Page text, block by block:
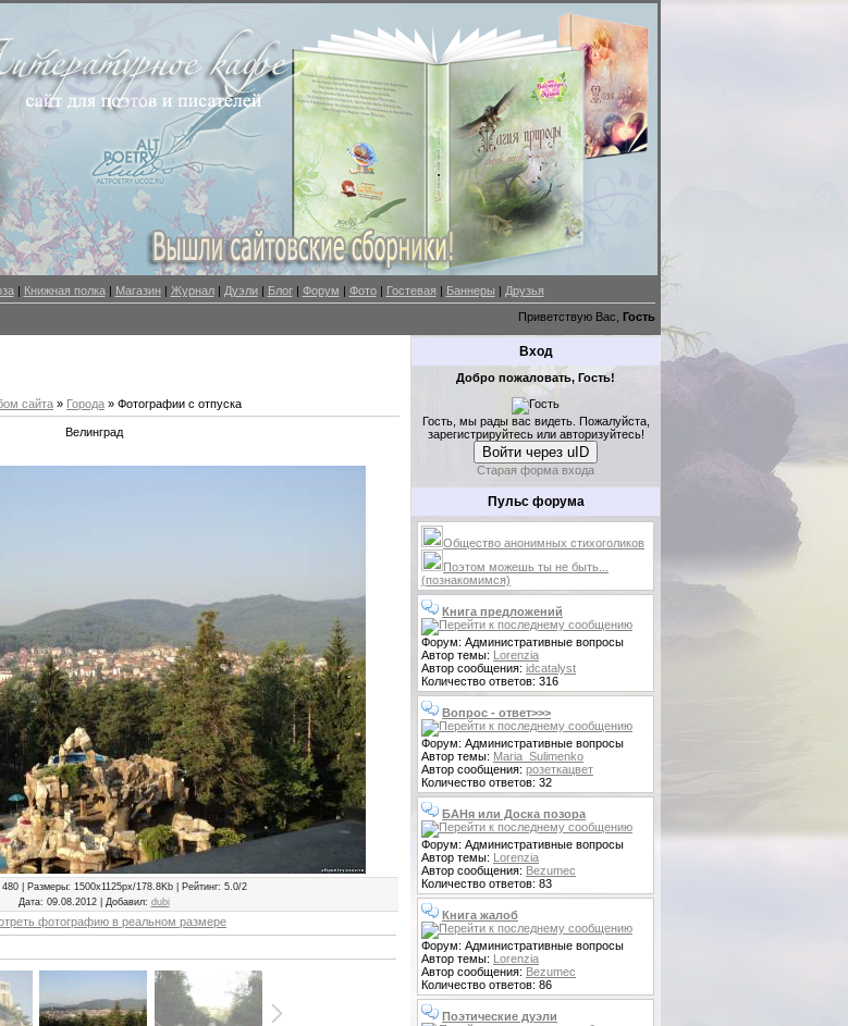
| Книжная полка| Магазин| Журнал| Дуэли| Блог| Форум | Фото| Гостевая | Баннеры | Друзья
Приветствую Вас, Гость
сайта » Города » Фотографии с отпуска
Велинград
| Размеры: 1500x1125px/178.8Kb | Рейтинг: 5.0/2
Дата: 09.08.2012 | Добавил: dubi
фотографию в реальном размере
Вход
Добро пожаловать, Гость!
Гость, мы рады вас видеть. Пожалуйста,
зарегистрируйтесь или авторизуйтесь!
Войти через uID
Старая форма входа
Пульс форума
Общество анонимных стихоголиков
Поэтом можешь ты не быть...
(познакомимся)
Книга предложений
Форум: Административные вопросы
Автор темы: Lorenzia
Автор сообщения: idcatalyst
Количество ответов: 316
Вопрос - ответ>>>
Форум: Административные вопросы
Автор темы: Maria_Sulimenko
Автор сообщения: розеткацвет
Количество ответов: 32
БАНя или Доска позора
Форум: Административные вопросы
Автор темы: Lorenzia
Автор сообщения: Bezumec
Количество ответов: 83
Книга жалоб
Форум: Административные вопросы
Автор темы: Lorenzia
Автор сообщения: Bezumec
Количество ответов: 86
Поэтические дуэли